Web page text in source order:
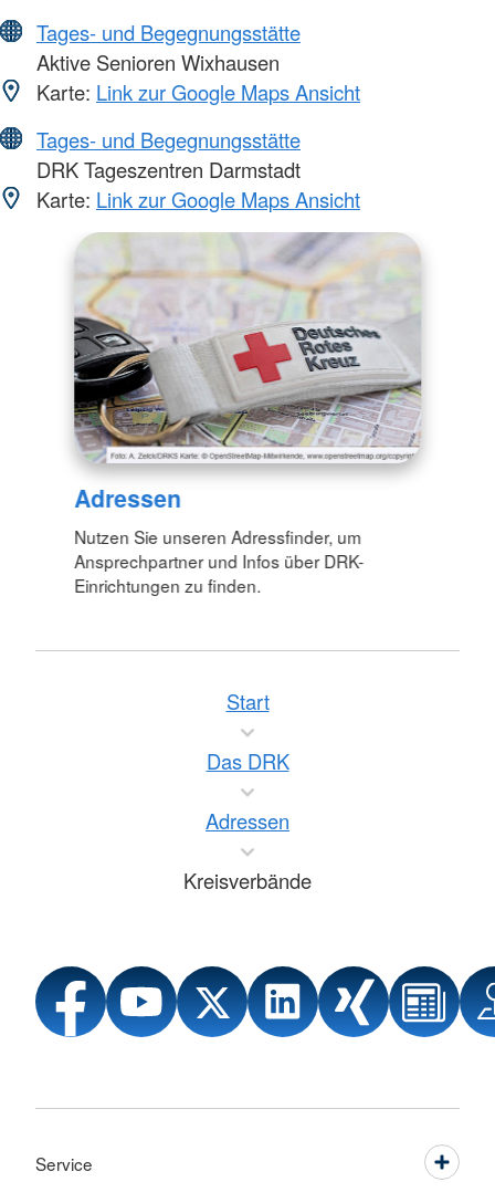
Tages- und Begegnungsstätte
Aktive Senioren Wixhausen
Karte: Link zur Google Maps Ansicht
Tages- und Begegnungsstätte
DRK Tageszentren Darmstadt
Karte: Link zur Google Maps Ansicht
Adressen
Nutzen Sie unseren Adressfinder, um
Ansprechpartner und Infos über DRK-
Einrichtungen zu finden.
Start
Das DRK
Adressen
Kreisverbände
Service